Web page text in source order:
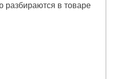
разбираются в товаре